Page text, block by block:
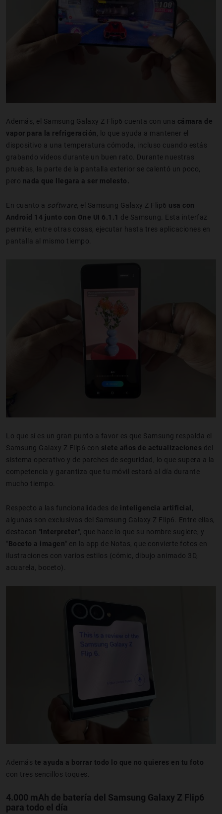
Además, el Samsung Galaxy Z Flip6 cuenta con una cámara de
vapor para la refrigeración , lo que ayuda a mantener el
dispositivo a una temperatura cómoda, incluso cuando estás
grabando vídeos durante un buen rato. Durante nuestras
pruebas, la parte de la pantalla exterior se calentó un poco,
pero nada que llegara a ser molesto.
En cuanto a software, el Samsung Galaxy Z Flip6 usa con
Android 14 junto con One UI 6.1.1 de Samsung. Esta interfaz
permite, entre otras cosas, ejecutar hasta tres aplicaciones en
pantalla al mismo tiempo.
Lo que sí es un gran punto a favor es que Samsung respalda el
Samsung Galaxy Z Flip6 con siete años de actualizaciones del
sistema operativo y de parches de seguridad, lo que supera a la
competencia y garantiza que tu móvil estará al día durante
mucho tiempo.
Respecto a las funcionalidades de inteligencia artificial ,
algunas son exclusivas del Samsung Galaxy Z Flip6. Entre ellas,
destacan "Interpreter", que hace lo que su nombre sugiere, y
" Boceto a imagen" en la app de Notas, que convierte fotos en
ilustraciones con varios estilos (cómic, dibujo animado 3D,
acuarela, boceto).
Además te ayuda a borrar todo lo que no quieres en tu foto
con tres sencillos toques.
4.000 mAh de batería del Samsung Galaxy Z Flip6
para todo el día